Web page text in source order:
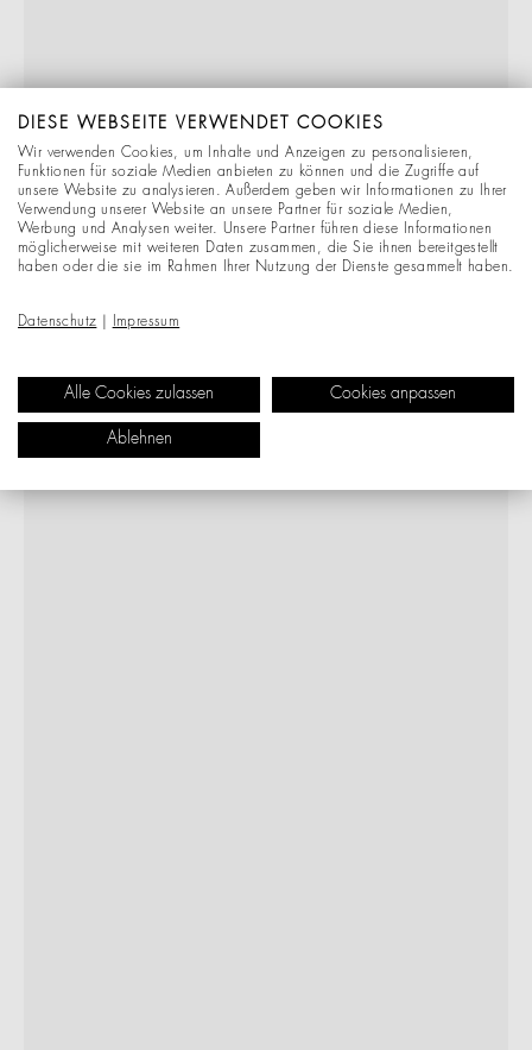
DIESE WEBSEITE VERWENDET COOKIES
Wir verwenden Cookies, um Inhalte und Anzeigen zu personalisieren,
Funktionen für soziale Medien anbieten zu können und die Zugriffe auf
unsere Website zu analysieren. Außerdem geben wir Informationen zu Ihrer
Verwendung unserer Website an unsere Partner für soziale Medien,
Werbung und Analysen weiter. Unsere Partner führen diese Informationen
möglicherweise mit weiteren Daten zusammen, die Sie ihnen bereitgestellt
haben oder die sie im Rahmen Ihrer Nutzung der Dienste gesammelt haben.
Datenschutz Impressum
Alle Cookies zulassen Cookies anpassen
Ablehnen